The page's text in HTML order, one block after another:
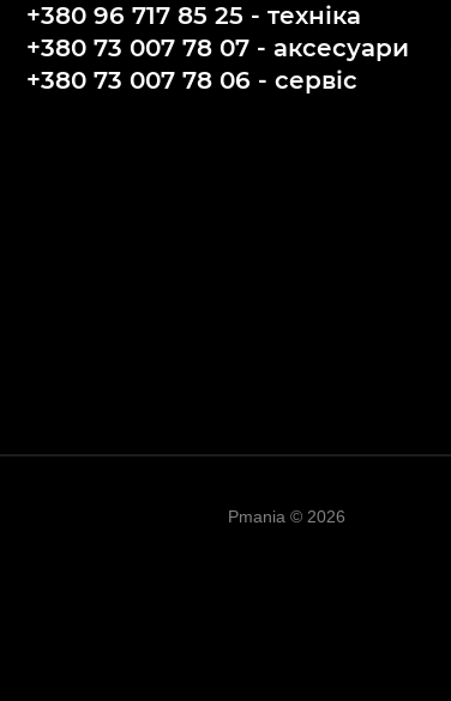
+380 96 717 85 25 - техніка
+380 73 007 78 07 - аксесуари
+380 73 007 78 06 - сервіс
Pmania © 2026